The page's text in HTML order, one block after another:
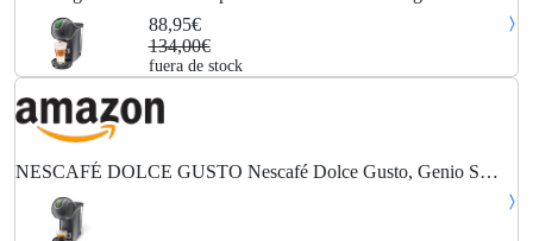
Touch EDG426.GY para cápsulas Nescafé Dolce Gusto.
88,95€
134,00€
fuera de stock
NESCAFÉ DOLCE GUSTO Nescafé Dolce Gusto, Genio S
Touch EDG426.GY, cafetera en cápsulas, espresso, capuchino,
café con leche y más, gris pizarra